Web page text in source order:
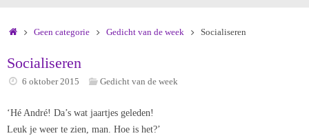
HomeGeen categorie Gedicht van de week Socialiseren
Socialiseren
6 oktober 2015 Gedicht van de week
‘Hé André! Da’s wat jaartjes geleden!
Leuk je weer te zien, man. Hoe is het?’